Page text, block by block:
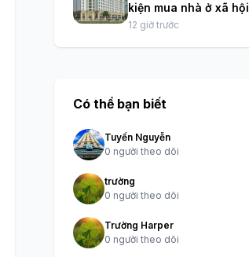
kiện mua nhà ở xã hội
12 giờ trước
Có thể bạn biết
Tuyến Nguyễn
0 người theo dõi
trường
0 người theo dõi
Trường Harper
0 người theo dõi